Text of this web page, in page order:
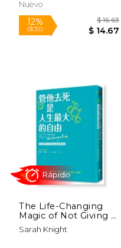
6%
dcto.
Nuevo
The Life-Changing
Magic of Not Giving a
F*ck
Sarah Knight